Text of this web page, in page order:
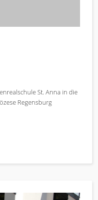
St. Anna in die
Regensburg